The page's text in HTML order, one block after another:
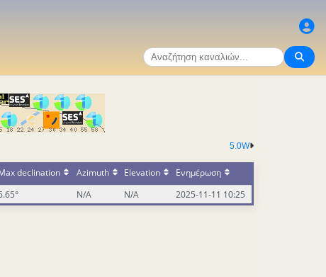
5.0W
declination Azimuth Elevation
Ενημέρωση
N/A N/A 2025-11-11 10:25